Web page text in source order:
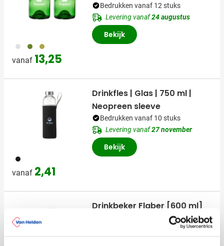
970 004 402
vanaf 13,25
Bedrukken vanaf 12 stuks
Levering vanaf24 augustus
Bekijk
001
vanaf 2,41
Drinkfles | Glas | 750 ml |
Neopreen sleeve
Bedrukken vanaf 10 stuks
Levering vanaf27 november
Bekijk
Drinkbeker Flaber [600 ml]
Bedrukken vanaf 30 stuks
24 augustus